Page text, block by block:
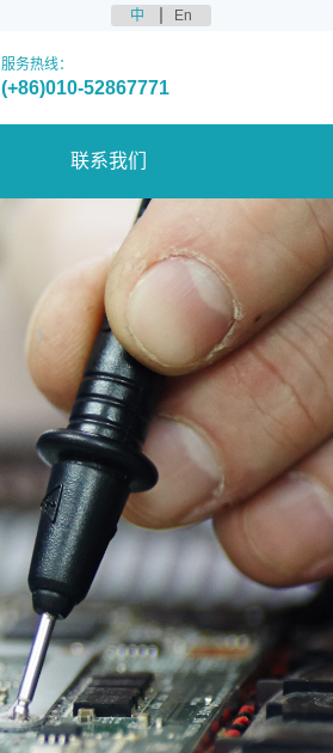
中 En
服务热线：
(+86)010-52867771
联系我们